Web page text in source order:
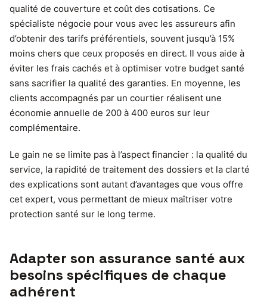
qualité de couverture et coût des cotisations. Ce
spécialiste négocie pour vous avec les assureurs afin
d’obtenir des tarifs préférentiels, souvent jusqu’à 15%
moins chers que ceux proposés en direct. Il vous aide à
éviter les frais cachés et à optimiser votre budget santé
sans sacrifier la qualité des garanties. En moyenne, les
clients accompagnés par un courtier réalisent une
économie annuelle de 200 à 400 euros sur leur
complémentaire.
Le gain ne se limite pas à l’aspect financier : la qualité du
service, la rapidité de traitement des dossiers et la clarté
des explications sont autant d’avantages que vous offre
cet expert, vous permettant de mieux maîtriser votre
protection santé sur le long terme.
Adapter son assurance santé aux
besoins spécifiques de chaque
adhérent